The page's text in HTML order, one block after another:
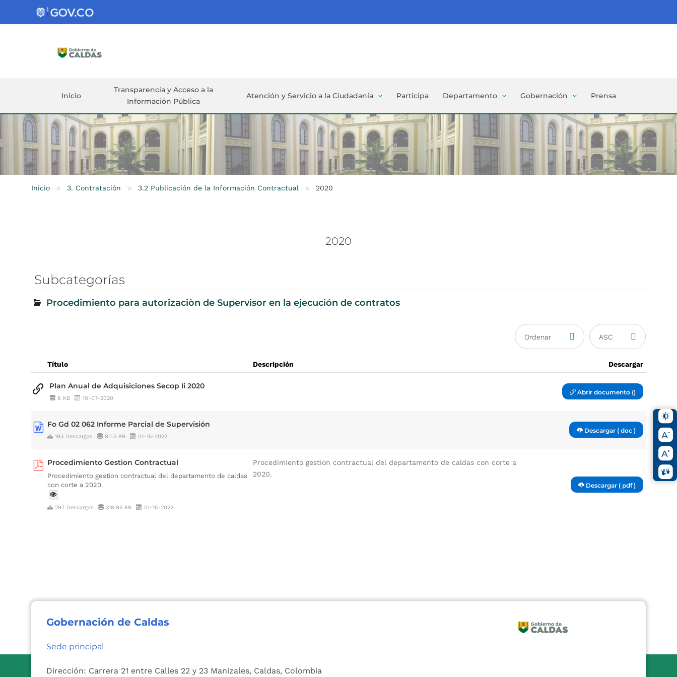
Gobernación
Inicio
Transparencia y Acceso a la
Información Pública
Atención y Servicio a la Ciudadanía Participa Departamento Gobernación Prensa
Inicio > 3. Contratación > 3.2 Publicación de la Información Contractual > 2020
2020
Subcategorías
Procedimiento para autorizaciòn de Supervisor en la ejecución de contratos
ASC
Ordenar
Título Descripción Descargar
Plan Anual de Adquisiciones Secop Ii 2020
8 KB 10-07-2020
Abrir documento ()
Fo Gd 02 062 Informe Parcial de Supervisión
193 Descargas 80.5 KB 01-15-2022
Descargar ( doc )
Procedimiento Gestion Contractual
Procedimiento gestion contractual del departamento de caldas
con corte a 2020.
297 Descargas 318.95 KB 01-15-2022
Procedimiento gestion contractual del departamento de caldas con corte a
2020.
Descargar ( pdf )
Gobernación de Caldas
Sede principal
Dirección: Carrera 21 entre Calles 22 y 23 Manizales, Caldas, Colombia